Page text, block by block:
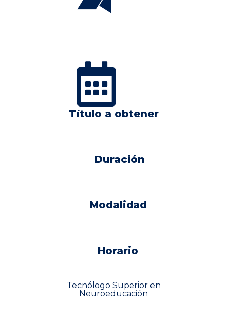
Título a obtener
Duración
Modalidad
Horario
Tecnólogo Superior en
Neuroeducación